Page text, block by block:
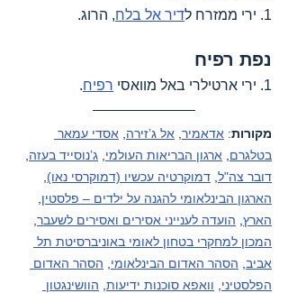
1. ירי ממזרח ל דיר אל בלח, הרוג.
נפת רפיח
1. ירי ארטילרי באל מוואסי רפיח.
מקורות: אדאמיר אל ג’זירה
אסדי עמאר
בטלגרם
ארגון הבריאות העולמי ג’נוסייד בעזה
דובר צה"ל דמוקרטיה עכשיו (דמוקרסי נאו)
הארגון הבינלאומי להגנה על ילדים – פלסטין
הארץ הועדה לענייני אסירים ואסירים לשעבר
המכון למחקרי בטחון לאומי באוניברסיטת תל
אביב הסהר האדום הבינלאומי
הסהר האדום
הפלסטיני
וואפא סוכנות ידיעות הוושינגטון